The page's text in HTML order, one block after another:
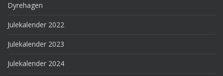
Dyrehagen
Julekalender 2022
Julekalender 2023
Julekalender 2024